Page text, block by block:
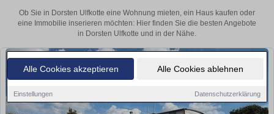
Alle Cookies akzeptieren Alle Cookies ablehnen
Einstellungen Datenschutzerklärung
Ob Sie in Dorsten Ulfkotte eine Wohnung mieten, ein Haus kaufen oder
eine Immobilie inserieren möchten: Hier finden Sie die besten Angebote
in Dorsten Ulfkotte und in der Nähe.